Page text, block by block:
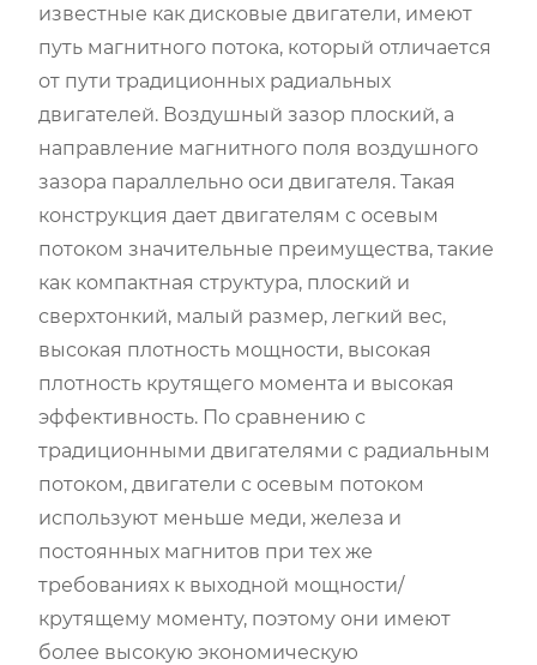
известные как дисковые двигатели, имеют
путь магнитного потока, который отличается
от пути традиционных радиальных
двигателей. Воздушный зазор плоский, а
направление магнитного поля воздушного
зазора параллельно оси двигателя. Такая
конструкция дает двигателям с осевым
потоком значительные преимущества, такие
как компактная структура, плоский и
сверхтонкий, малый размер, легкий вес,
высокая плотность мощности, высокая
плотность крутящего момента и высокая
эффективность. По сравнению с
традиционными двигателями с радиальным
потоком, двигатели с осевым потоком
используют меньше меди, железа и
постоянных магнитов при тех же
требованиях к выходной мощности/
крутящему моменту, поэтому они имеют
более высокую экономическую